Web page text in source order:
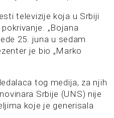
televizije koja u Srbiji
„Bojana
25. juna u sedam
je bio „Marko
tog medija, za njih
Srbije (UNS) nije
koje je generisala